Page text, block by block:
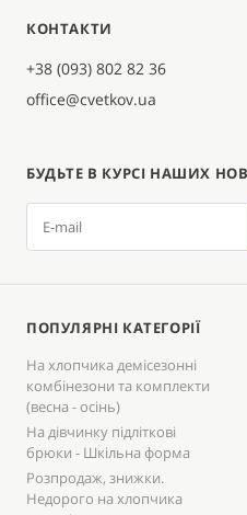
КОНТАКТИ
+38 (093) 802 82 36
office@cvetkov.ua
БУДЬТЕ В КУРСІ НАШИХ
ПОПУЛЯРНІ КАТЕГОРІЇ
На хлопчика демісезонні
комбінезони та комплекти
(весна - осінь)
На дівчинку підліткові
брюки - Шкільна форма
Розпродаж, знижки.
Недорого на хлопчика